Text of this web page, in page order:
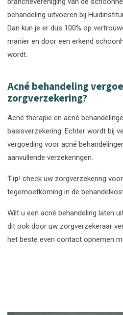
behandeling uitvoeren bij
Dan kun je er dus 100% op
manier en door een erkend
wordt.
Acné behandeling
zorgverzekering?
Acné therapie en acné
basisverzekering. Echter wordt bij
vergoeding voor acné
aanvullende verzekeringen.
Tip! check uw zorgverzekering
tegemoetkoming in de
Wilt u een acné behandeling laten
dit ook door uw zorgverzekeraar
het beste even contact opnemen